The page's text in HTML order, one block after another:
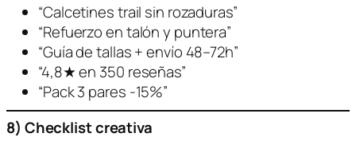
“Calcetines trail sin rozaduras”
“Refuerzo en talón y puntera”
“Guía de tallas + envío 48–72h”
“4,8★ en 350 reseñas”
“Pack 3 pares -15%”
8) Checklist creativa